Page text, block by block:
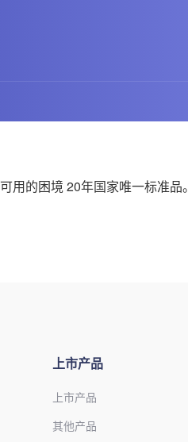
用的困境 20年国家唯一标准品。
上市产品
上市产品
其他产品